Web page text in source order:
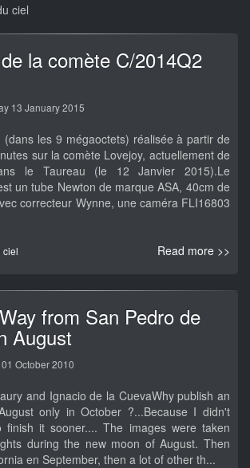
ciel
la comète C/2014Q2
13 January 2015
(dans les 9 mégaoctets) réalisée à partir de
sur la comète Lovejoy, actuellement de
le Taureau (le 12 Janvier 2015).Le
un tube Newton de marque ASA, 40cm de
correcteur Wynne, une caméra FLI16803
Read more >>
ciel
from San Pedro de
August
October 2010
and Ignacio de la CuevaWhy publish an
only in October ?...Because I didn't
it sooner.... The images were taken
during the new moon of August. Then
en September, then a lot of other th...